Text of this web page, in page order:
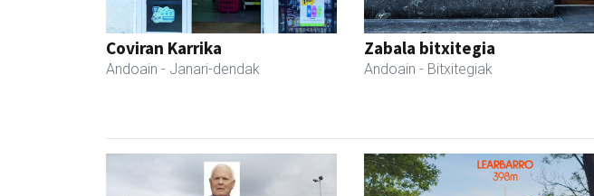
Coviran Karrika
Andoain - Janari-dendak
Zabala bitxitegia
Andoain - Bitxitegiak